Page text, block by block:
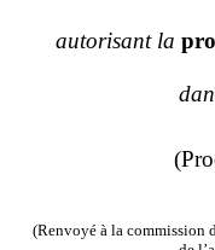
autorisant la
(Renvoyé à la commission